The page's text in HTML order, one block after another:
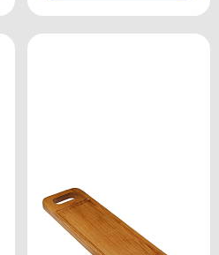
Блюдо для подачи с
ручками «Кадис» с
бортом 470х160 мм